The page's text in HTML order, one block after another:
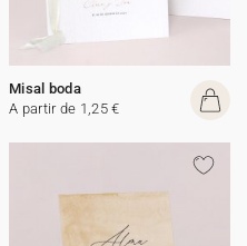
Misal boda
A partir de 1,25 €